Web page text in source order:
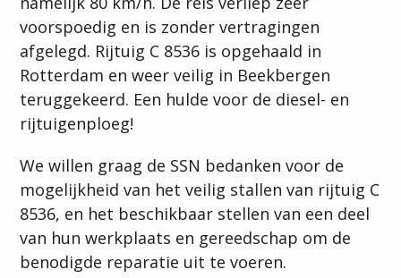
voorspoedig en is zonder vertragingen
afgelegd. Rijtuig C 8536 is opgehaald in
Rotterdam en weer veilig in Beekbergen
teruggekeerd. Een hulde voor de diesel- en
rijtuigenploeg!
We willen graag de SSN bedanken voor de
mogelijkheid van het veilig stallen van rijtuig C
8536, en het beschikbaar stellen van een deel
van hun werkplaats en gereedschap om de
benodigde reparatie uit te voeren.